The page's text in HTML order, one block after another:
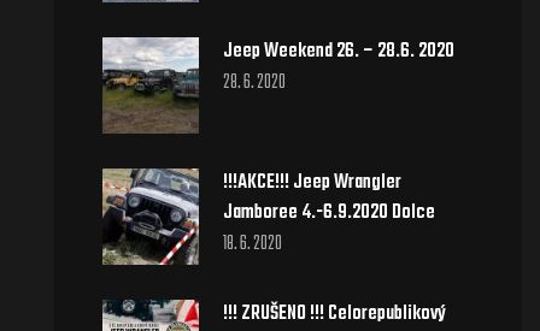
Jeep Weekend 26. – 28.6. 2020
28. 6. 2020
!!!AKCE!!! Jeep Wrangler
Jamboree 4.-6.9.2020 Dolce
18. 6. 2020
!!! ZRUŠENO !!! Celorepublikový